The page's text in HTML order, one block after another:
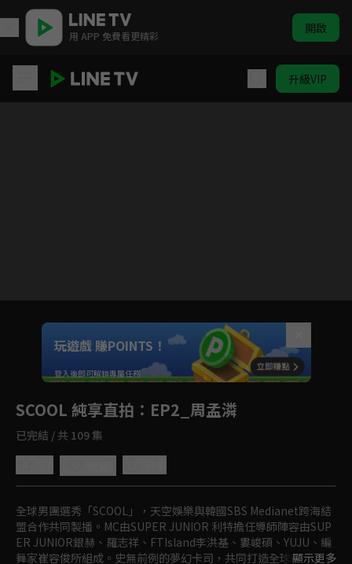
用 APP 免費看更精彩 開啟
升級VIP
Unmute
如有不便請見諒
玩遊戲 賺POINTS！
登入後即可解鎖專屬任務
SCOOL 純享直拍 ：EP2_周孟潾
已完結 / 共 109 集
全球男團選秀「SCOOL」，天空娛樂與韓國SBS Medianet跨海結
盟合作共同製播。MC由SUPER JUNIOR 利特擔任導師陣容由SUP
ER JUNIOR銀赫、羅志祥、FTIsland李洪基、婁峻碩、YUJU、編
舞家崔容俊所組成。史無前例的夢幻卡司，共同打造全球新指標偶
顯示更多